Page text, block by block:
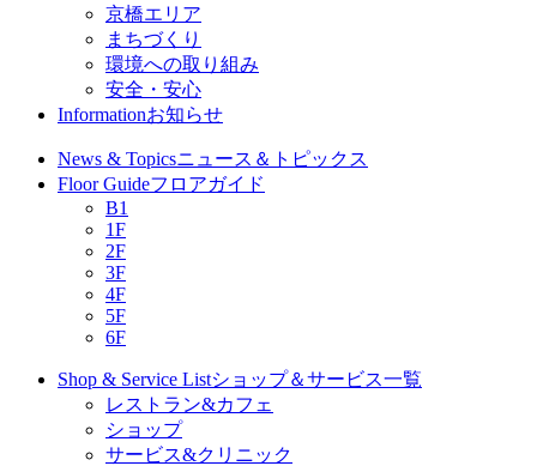
京橋エリア
まちづくり
環境への取り組み
安全・安心
Informationお知らせ
News & Topicsニュース＆トピックス
Floor Guideフロアガイド
B1
1F
2F
3F
4F
5F
6F
Shop & Service Listショップ＆サービス一覧
レストラン&カフェ
ショップ
サービス&クリニック